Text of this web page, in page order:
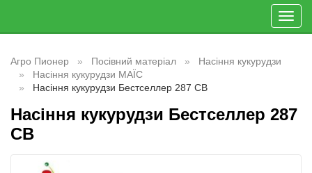
Агро Пионер Посівний матеріал
Насіння кукурудзи
Насіння кукурудзи МАЇС
Насіння кукурудзи Бестселлер 287 СВ
Насіння кукурудзи Бестселлер 287
СВ